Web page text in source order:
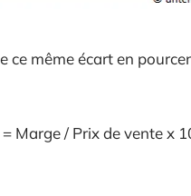
ce même écart en
Marge / Prix de vente x